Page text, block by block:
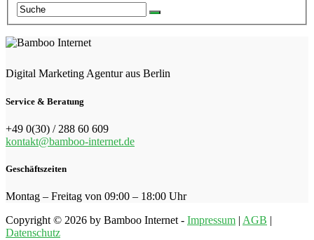
Digital Marketing Agentur aus Berlin
Service & Beratung
+49 0(30) / 288 60 609
kontakt@bamboo-internet.de
Geschäftszeiten
Montag – Freitag von 09:00 – 18:00 Uhr
Copyright © 2026 by Bamboo Internet - Impressum | AGB |
Datenschutz